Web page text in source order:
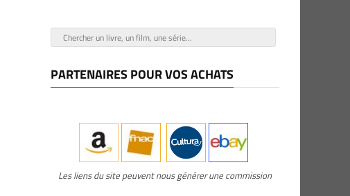
PARTENAIRES POUR VOS ACHATS
Les liens du site peuvent nous générer une commission